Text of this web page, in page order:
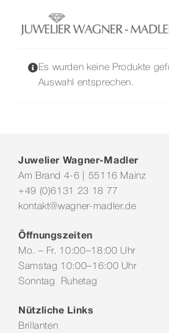
springen
Wellendorff
Service & Leistungen
Es wurden keine Produkte
Auswahl entsprechen.
Juwelier Wagner-Madler
Am Brand 4-6 | 55116 Mainz
+49 (0)6131 23 18 77
kontakt@wagner-madler.de
Öffnungszeiten
Mo. – Fr. 10:00–18:00 Uhr
Samstag 10:00–16:00 Uhr
Sonntag Ruhetag
Nützliche Links
Brillanten